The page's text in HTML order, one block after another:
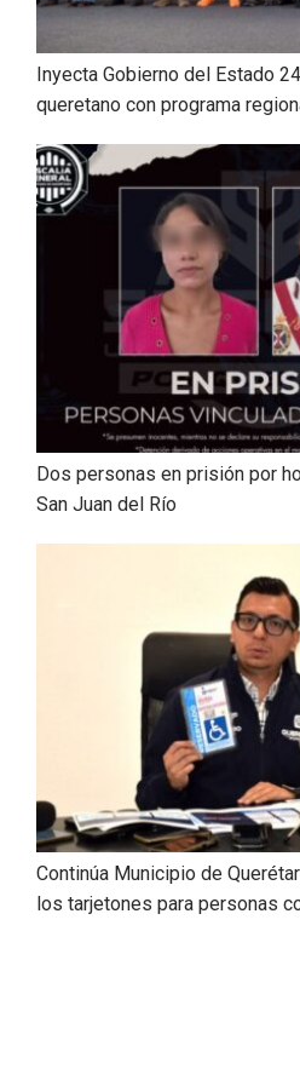
Inyecta Gobierno del Estado
queretano con programa
Dos personas en prisión por
San Juan del Río
Continúa Municipio de
los tarjetones para personas